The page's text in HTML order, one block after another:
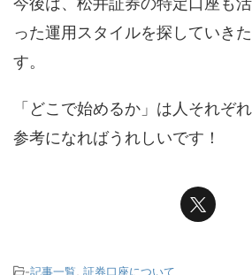
った運用スタイルを探していき
す。
「どこで始めるか」は人それぞ
参考になればうれしいです！
-記事一覧 証券口座について